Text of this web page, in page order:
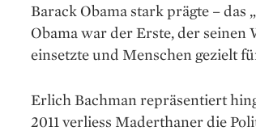
Barack Obama stark prägte –
Obama war der Erste, der
einsetzte und Menschen gezielt
Erlich Bachman repräsentiert
2011 verliess Mader­thaner die